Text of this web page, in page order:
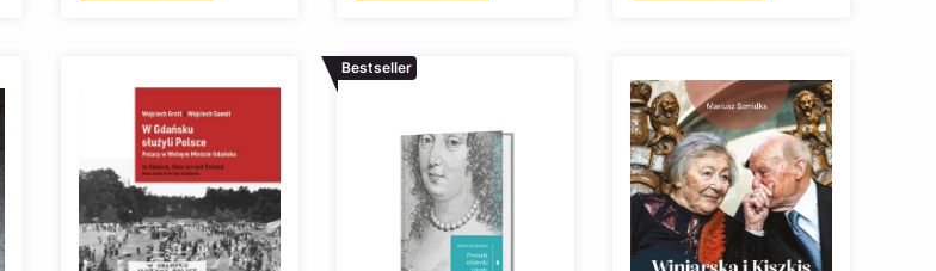
Bestseller